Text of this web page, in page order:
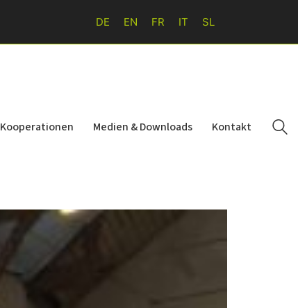
DE EN FR IT SL
Kooperationen Medien & Downloads Kontakt